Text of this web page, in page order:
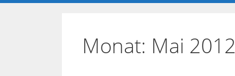
Monat: Mai 2012